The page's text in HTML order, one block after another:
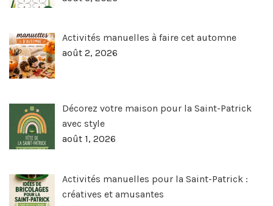
Activités manuelles à faire cet automne
août 2, 2026
Décorez votre maison pour la Saint-Patrick
avec style
août 1, 2026
Activités manuelles pour la Saint-Patrick :
créatives et amusantes